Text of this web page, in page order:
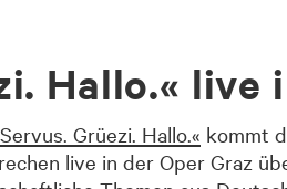
Hallo.« live
Grüezi. Hallo.« kommt
live in der Oper Graz